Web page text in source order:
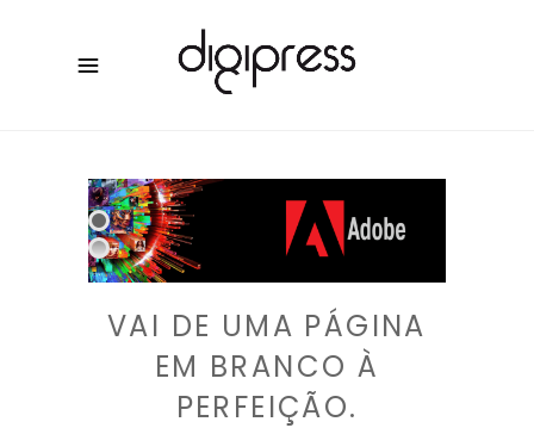
VAI DE UMA PÁGINA
EM BRANCO À
PERFEIÇÃO.